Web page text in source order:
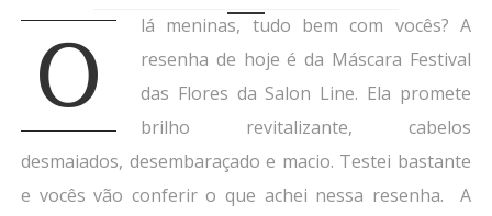
O
lá meninas, tudo bem com vocês? A
resenha de hoje é da Máscara Festival
das Flores da Salon Line. Ela promete
brilho revitalizante, cabelos
desmaiados, desembaraçado e macio. Testei bastante
e vocês vão conferir o que achei nessa resenha. A